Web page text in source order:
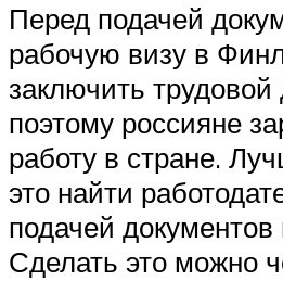
Перед подачей
рабочую визу в
заключить трудовой
поэтому россияне
работу в стране.
это найти
подачей документов
Сделать это можно